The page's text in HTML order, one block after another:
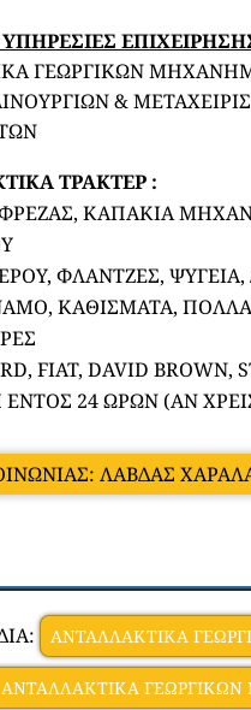
ΓΕΩΡΓΙΚΩΝ
&
ΤΡΑΚΤΕΡ :
ΚΑΠΑΚΙΑ
ΦΛΑΝΤΖΕΣ,
ΚΑΘΙΣΜΑΤΑ,
FIAT, DAVID BROWN,
24 ΩΡΩΝ (ΑΝ
ΛΑΒΔΑΣ
ΑΝΤΑΛΛΑΚΤΙΚΑ
ΑΝΤΑΛΛΑΚΤΙΚΑ